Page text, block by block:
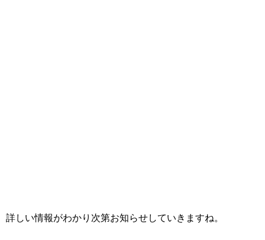
詳しい情報がわかり次第お知らせしていきますね。